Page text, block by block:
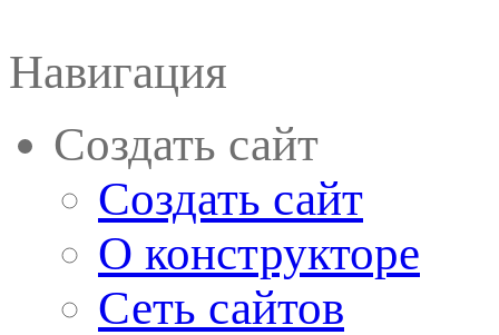
Навигация
Создать сайт
Создать сайт
О конструкторе
Сеть сайтов